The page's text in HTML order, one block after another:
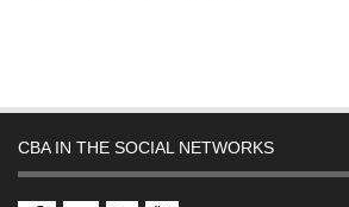
CBA IN THE SOCIAL NETWORKS